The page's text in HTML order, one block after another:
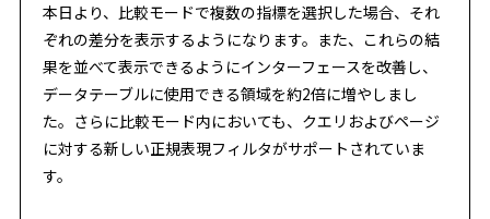
本日より、比較モードで複数の指標を選択した場合、それ
ぞれの差分を表示するようになります。また、これらの結
果を並べて表示できるようにインターフェースを改善し、
データテーブルに使用できる領域を約2倍に増やしまし
た。さらに比較モード内においても、クエリおよびページ
に対する新しい正規表現フィルタがサポートされていま
す。